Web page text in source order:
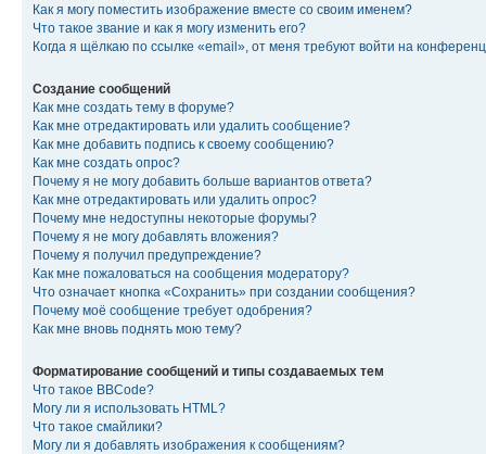
Как я могу поместить изображение вместе со своим именем?
Что такое звание и как я могу изменить его?
Когда я щёлкаю по ссылке «email», от меня требуют войти на
Создание сообщений
Как мне создать тему в форуме?
Как мне отредактировать или удалить сообщение?
Как мне добавить подпись к своему сообщению?
Как мне создать опрос?
Почему я не могу добавить больше вариантов ответа?
Как мне отредактировать или удалить опрос?
Почему мне недоступны некоторые форумы?
Почему я не могу добавлять вложения?
Почему я получил предупреждение?
Как мне пожаловаться на сообщения модератору?
Что означает кнопка «Сохранить» при создании сообщения?
Почему моё сообщение требует одобрения?
Как мне вновь поднять мою тему?
Форматирование сообщений и типы создаваемых тем
Что такое BBCode?
Могу ли я использовать HTML?
Что такое смайлики?
Могу ли я добавлять изображения к сообщениям?